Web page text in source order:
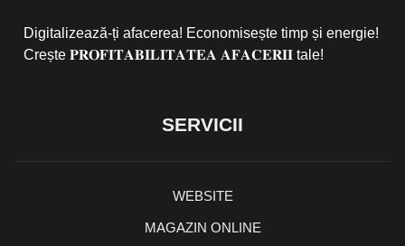
Digitalizează-ți afacerea! Economisește timp și energie!
Crește 𝐏𝐑𝐎𝐅𝐈𝐓𝐀𝐁𝐈𝐋𝐈𝐓𝐀𝐓𝐄𝐀 𝐀𝐅𝐀𝐂𝐄𝐑𝐈𝐈 tale!
SERVICII
WEBSITE
MAGAZIN ONLINE